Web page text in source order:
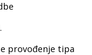
provođenje tipa